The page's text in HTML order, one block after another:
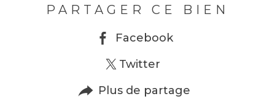
PARTAGER CE BIEN
Facebook
Twitter
Plus de partage